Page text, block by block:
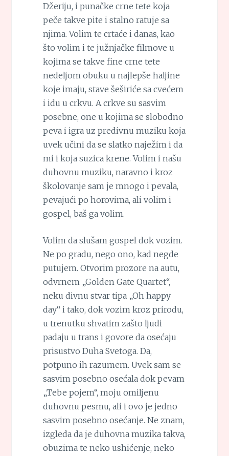
Džeriju, i punačke crne tete koja
peče takve pite i stalno ratuje sa
njima. Volim te crtaće i danas, kao
što volim i te južnjačke filmove u
kojima se takve fine crne tete
nedeljom obuku u najlepše haljine
koje imaju, stave šeširiće sa cvećem
i idu u crkvu. A crkve su sasvim
posebne, one u kojima se slobodno
peva i igra uz predivnu muziku koja
uvek učini da se slatko naježim i da
mi i koja suzica krene. Volim i našu
duhovnu muziku, naravno i kroz
školovanje sam je mnogo i pevala,
pevajući po horovima, ali volim i
gospel, baš ga volim.
Volim da slušam gospel dok vozim.
Ne po gradu, nego ono, kad negde
putujem. Otvorim prozore na autu,
odvrnem „Golden Gate Quartet“,
neku divnu stvar tipa „Oh happy
day“ i tako, dok vozim kroz prirodu,
u trenutku shvatim zašto ljudi
padaju u trans i govore da osećaju
prisustvo Duha Svetoga. Da,
potpuno ih razumem. Uvek sam se
sasvim posebno osećala dok pevam
„Tebe pojem“, moju omiljenu
duhovnu pesmu, ali i ovo je jedno
sasvim posebno osećanje. Ne znam,
izgleda da je duhovna muzika takva,
obuzima te neko ushićenje, neko